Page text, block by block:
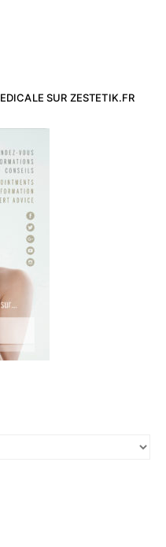
SUR ZESTETIK.FR